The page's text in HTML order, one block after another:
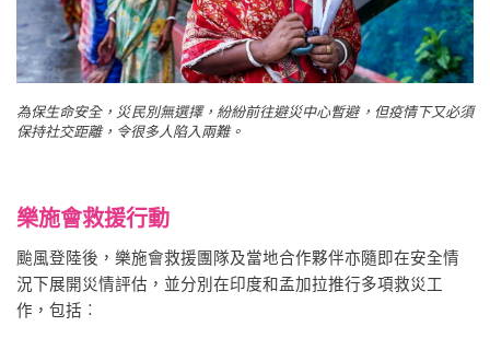
為保生命安全，災民別無選擇，紛紛前往避災中心暫避，但疫情下又必須
保持社交距離，令很多人陷入兩難。
樂施會救援行動
颱風登陸後，樂施會救援團隊及當地合作夥伴亦隨即在安全情
況下展開災情評估，並分別在印度和孟加拉推行多項救災工
作，包括︰